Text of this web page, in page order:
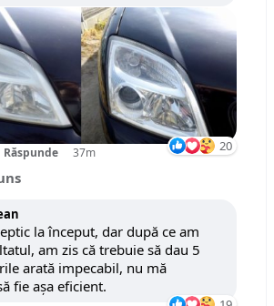
Răspunde 37m 20
la început, dar după ce am
am zis că trebuie să dau 5
arată impecabil, nu mă
fie așa eficient.